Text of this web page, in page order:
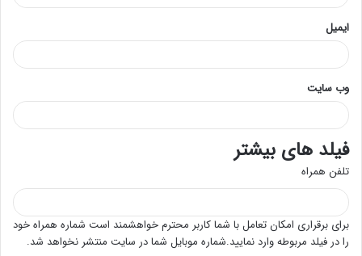
ایمیل
وب‌ سایت
فیلد های بیشتر
تلفن همراه
برای برقراری امکان تعامل با شما کاربر محترم خواهشمند است شماره همراه خود
را در فیلد مربوطه وارد نمایید.شماره موبایل شما در سایت منتشر نخواهد شد.